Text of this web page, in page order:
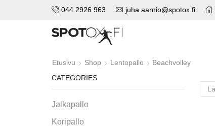
044 2926 963 juha.aarnio@spotox.fi
Etusivu Shop Lentopallo Beachvolley
CATEGORIES
Jalkapallo
Koripallo